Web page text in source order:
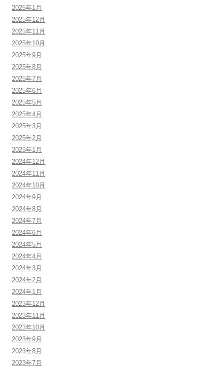
2026年1月
2025年12月
2025年11月
2025年10月
2025年9月
2025年8月
2025年7月
2025年6月
2025年5月
2025年4月
2025年3月
2025年2月
2025年1月
2024年12月
2024年11月
2024年10月
2024年9月
2024年8月
2024年7月
2024年6月
2024年5月
2024年4月
2024年3月
2024年2月
2024年1月
2023年12月
2023年11月
2023年10月
2023年9月
2023年8月
2023年7月